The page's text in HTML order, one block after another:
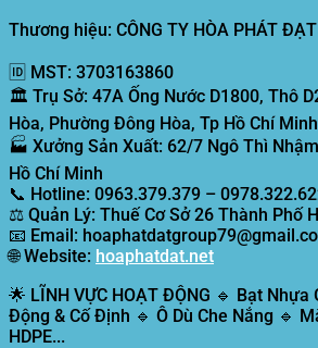
Thương hiệu: CÔNG TY HÒA PHÁT ĐẠT
🆔 MST: 3703163860
🏛️ Trụ Sở: 47A Ống Nước D1800, Thô
Hòa, Phường Đông Hòa, Tp Hồ Chí Minh
🏭 Xưởng Sản Xuất: 62/7 Ngô Thì
Hồ Chí Minh
📞 Hotline: 0963.379.379 –
⚖️ Quản Lý: Thuế Cơ Sở 26 Thành Phố
📧 Email:
🌐Website: hoaphatdat.net
🌟 LĨNH VỰC HOẠT ĐỘNG 🔹 Bạt Nhựa
Động & Cố Định 🔹 Ô Dù Che Nắng 🔹
HDPE...